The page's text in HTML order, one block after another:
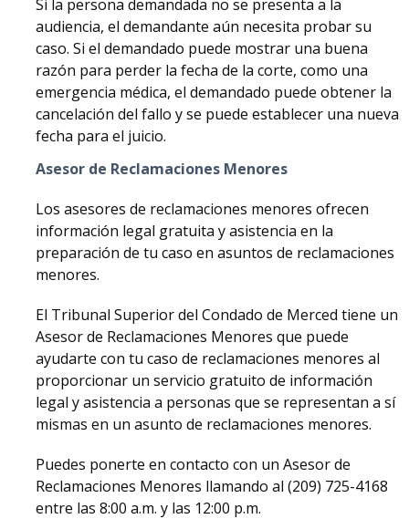
Si la persona demandada no se presenta a la
audiencia, el demandante aún necesita probar su
caso. Si el demandado puede mostrar una buena
razón para perder la fecha de la corte, como una
emergencia médica, el demandado puede obtener la
cancelación del fallo y se puede establecer una nueva
fecha para el juicio.
Asesor de Reclamaciones Menores
Los asesores de reclamaciones menores ofrecen
información legal gratuita y asistencia en la
preparación de tu caso en asuntos de reclamaciones
menores.
El Tribunal Superior del Condado de Merced tiene un
Asesor de Reclamaciones Menores que puede
ayudarte con tu caso de reclamaciones menores al
proporcionar un servicio gratuito de información
legal y asistencia a personas que se representan a sí
mismas en un asunto de reclamaciones menores.
Puedes ponerte en contacto con un Asesor de
Reclamaciones Menores llamando al (209) 725-4168
entre las 8:00 a.m. y las 12:00 p.m.